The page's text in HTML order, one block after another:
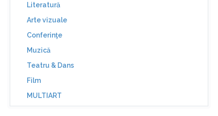
Literatură
Arte vizuale
Conferinţe
Muzică
Teatru & Dans
Film
MULTIART